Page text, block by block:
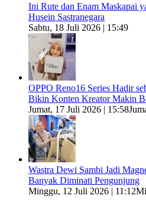
Ini Rute dan Enam Maskapai
Husein Sastranegara
Sabtu, 18 Juli 2026 | 15:49
OPPO Reno16 Series Hadir
Bikin Konten Kreator Makin
Jumat, 17 Juli 2026 | 15:58
Wastra Dewi Sambi Jadi
Banyak Diminati Pengunjung
Minggu, 12 Juli 2026 | 11:12